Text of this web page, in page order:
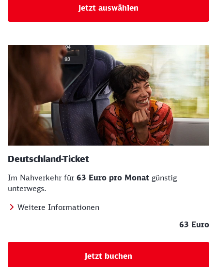
Jetzt auswählen
Deutschland-Ticket
Im Nahverkehr für 63 Euro pro Monat günstig
unterwegs.
Weitere Informationen
63 Euro
Jetzt buchen